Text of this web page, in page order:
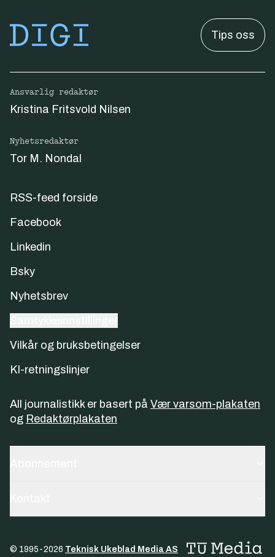
Tips oss
Ansvarlig redaktør
Kristina Fritsvold Nilsen
Nyhetsredaktør
Tor M. Nondal
RSS-feed forside
Facebook
Linkedin
Bsky
Nyhetsbrev
Vilkår og bruksbetingelser
KI-retningslinjer
All journalistikk er basert på Vær varsom-plakaten
og Redaktørplakaten
© 1995-2026 Teknisk Ukeblad Media AS